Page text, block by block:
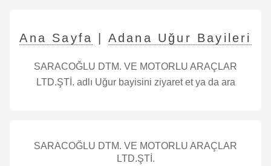
Ana Sayfa Adana Uğur Bayileri
SARACOĞLU DTM. VE MOTORLU ARAÇLAR
LTD.ŞTİ. adlı Uğur bayisini ziyaret et ya da ara
SARACOĞLU DTM. VE MOTORLU ARAÇLAR
LTD.ŞTİ.